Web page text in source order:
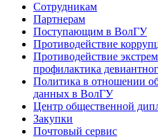
Сотрудникам
Партнерам
Поступающим в ВолГУ
Противодействие
Противодействие
профилактика
Политика в отношении
данных в ВолГУ
Центр общественной
Закупки
Почтовый сервис